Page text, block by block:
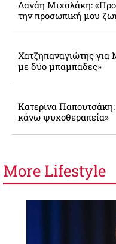
Δανάη Μιχαλάκη:
την προσωπική μου
Χατζηπαναγιώτης για
με δύο μπαμπάδες»
Κατερίνα Παπουτσάκη:
κάνω ψυχοθεραπεία»
More Lifestyle